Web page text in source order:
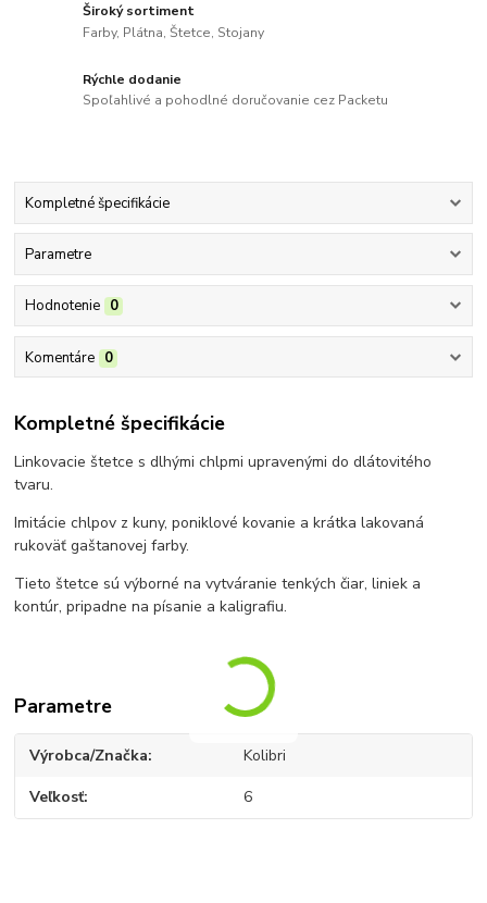
Široký sortiment
Farby, Plátna, Štetce, Stojany
Rýchle dodanie
Spoľahlivé a pohodlné doručovanie cez Packetu
Kompletné špecifikácie
Parametre
Hodnotenie 0
Komentáre 0
Kompletné špecifikácie
Linkovacie štetce s dlhými chlpmi upravenými do dlátovitého
tvaru.
Imitácie chlpov z kuny, poniklové kovanie a krátka lakovaná
rukoväť gaštanovej farby.
Tieto štetce sú výborné na vytváranie tenkých čiar, liniek a
kontúr, pripadne na písanie a kaligrafiu.
Parametre
Výrobca/Značka Kolibri
Veľkosť 6